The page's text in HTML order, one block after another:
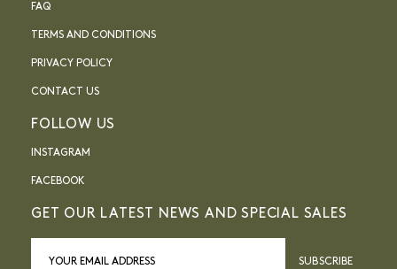
FAQ
TERMS AND CONDITIONS
PRIVACY POLICY
CONTACT US
FOLLOW US
INSTAGRAM
FACEBOOK
GET OUR LATEST NEWS AND SPECIAL SALES
SUBSCRIBE